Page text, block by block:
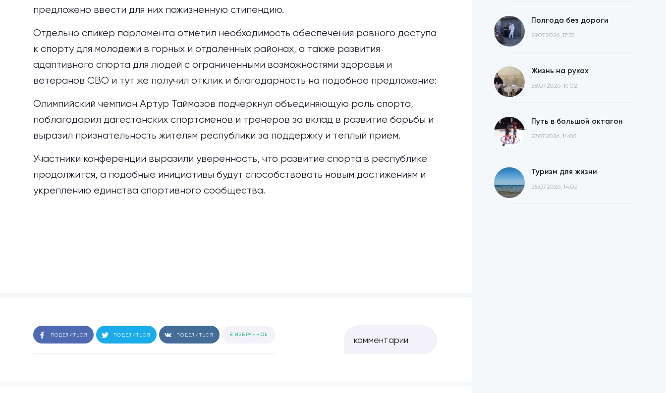
предложено ввести для них пожизненную стипендию.
Отдельно спикер парламента отметил необходимость обеспечения равного доступа
к спорту для молодежи в горных и отдаленных районах, а также развития
адаптивного спорта для людей с ограниченными возможностями здоровья и
ветеранов СВО и тут же получил отклик и благодарность на подобное предложение:
Олимпийский чемпион Артур Таймазов подчеркнул объединяющую роль спорта,
поблагодарил дагестанских спортсменов и тренеров за вклад в развитие борьбы и
выразил признательность жителям республики за поддержку и теплый прием.
Участники конференции выразили уверенность, что развитие спорта в республике
продолжится, а подобные инициативы будут способствовать новым достижениям и
укреплению единства спортивного сообщества.
ПОДЕЛИТЬСЯ ПОДЕЛИТЬСЯ ПОДЕЛИТЬСЯ В ИЗБРАННОЕ
комментарии
Полгода без дороги
29.07.2026, 17:35
Жизнь на руках
28.07.2026, 16:02
Путь в большой октагон
27.07.2026, 14:05
Туризм для жизни
25.07.2026, 14:02